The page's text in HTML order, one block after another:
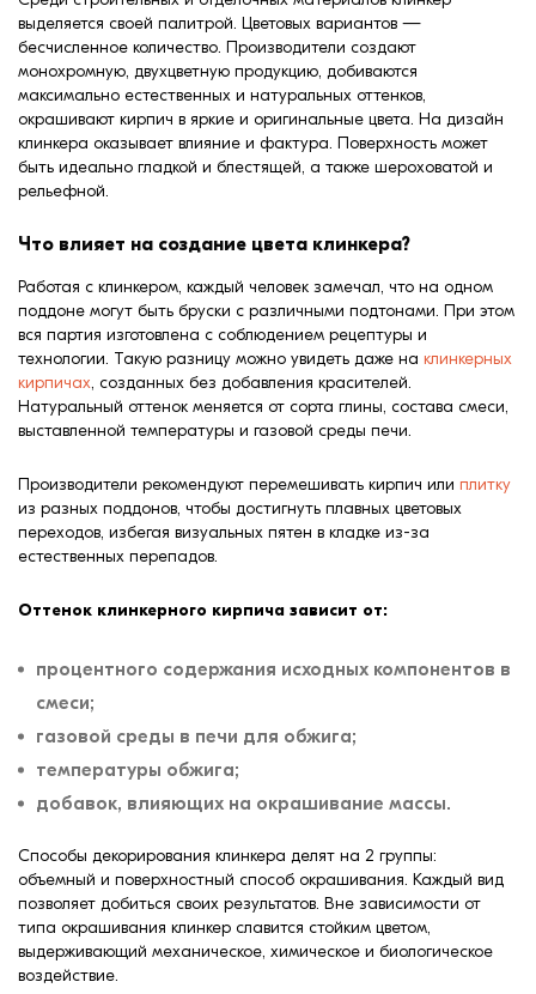
формовки
Клинкерная плитка
Ступени, крыльцо
Строительные
смеси
выделяется своей палитрой. Цветовых вариантов —
бесчисленное количество. Производители создают
монохромную, двухцветную продукцию, добиваются
максимально естественных и натуральных оттенков,
окрашивают кирпич в яркие и оригинальные цвета. На дизайн
клинкера оказывает влияние и фактура. Поверхность может
быть идеально гладкой и блестящей, а также шероховатой и
рельефной.
Что влияет на создание цвета клинкера?
Работая с клинкером, каждый человек замечал, что на одном
поддоне могут быть бруски с различными подтонами. При этом
вся партия изготовлена с соблюдением рецептуры и
технологии. Такую разницу можно увидеть даже на клинкерных
кирпичах, созданных без добавления красителей.
Натуральный оттенок меняется от сорта глины, состава смеси,
выставленной температуры и газовой среды печи.
Производители рекомендуют перемешивать кирпич или плитку
из разных поддонов, чтобы достигнуть плавных цветовых
переходов, избегая визуальных пятен в кладке из-за
естественных перепадов.
Оттенок клинкерного кирпича зависит от:
процентного содержания исходных компонентов в
смеси;
газовой среды в печи для обжига;
температуры обжига;
добавок, влияющих на окрашивание массы.
Способы декорирования клинкера делят на 2 группы:
объемный и поверхностный способ окрашивания. Каждый вид
позволяет добиться своих результатов. Вне зависимости от
типа окрашивания клинкер славится стойким цветом,
выдерживающий механическое, химическое и биологическое
воздействие.